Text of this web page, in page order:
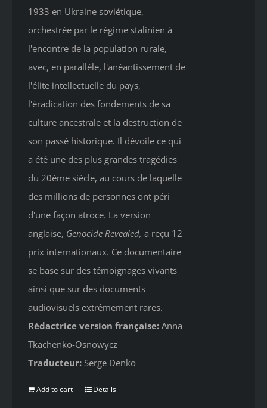
1933 en Ukraine soviétique,
orchestrée par le régime stalinien à
l'encontre de la population rurale,
avec, en parallèle, l'anéantissement de
l'élite intellectuelle du pays,
l'éradication des fondements de sa
culture ancestrale et la destruction de
son passé historique. Il dévoile ce qui
a été une des plus grandes tragédies
du 20ème siècle, au cours de laquelle
des millions de personnes ont péri
d'une façon atroce. La version
anglaise, Genocide Revealed, a reçu 12
prix internationaux. Ce documentaire
se base sur des témoignages vivants
ainsi que sur des documents
audiovisuels extrêmement rares.
Rédactrice version française: Anna
Tkachenko-Osnowycz
Traducteur: Serge Denko
Add to cart Details